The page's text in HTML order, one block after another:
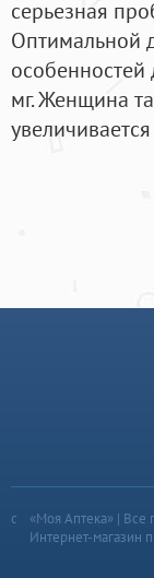
серьезная
Оптимальной
мг. Женщина
«Моя Аптека» |
Интернет-магазин